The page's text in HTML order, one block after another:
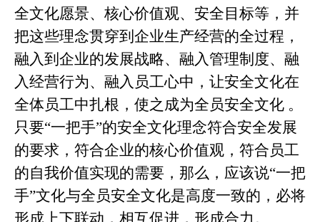
全文化愿景、核心价值观、安全目标等，并
把这些理念贯穿到企业生产经营的全过程，
融入到企业的发展战略、融入管理制度、融
入经营行为、融入员工心中，让安全文化在
全体员工中扎根，使之成为全员安全文化 。
只要“一把手”的安全文化理念符合安全发展
的要求，符合企业的核心价值观，符合员工
的自我价值实现的需要，那么，应该说“一把
手”文化与全员安全文化是高度一致的，必将
形成上下联动，相互促进，形成合力。